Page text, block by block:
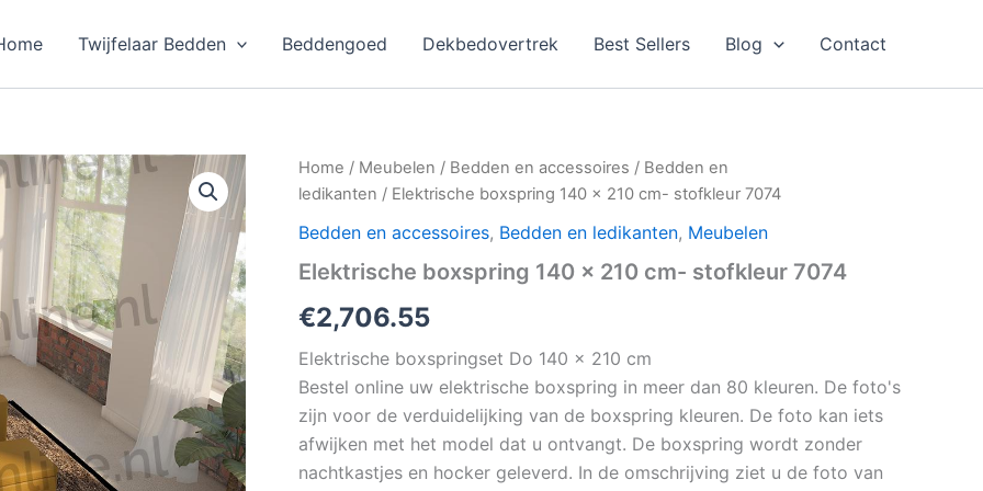
Twijfelaar Bedden Beddengoed Dekbedovertrek Best Sellers Blog Contact
Home / Meubelen / Bedden en accessoires / Bedden en
ledikanten / Elektrische boxspring 140 x 210 cm- stofkleur 7074
Bedden en accessoires, Bedden en ledikanten, Meubelen
Elektrische boxspring 140 x 210 cm- stofkleur 7074
€2,706.55
Elektrische boxspringset Do 140 x 210 cm
Bestel online uw elektrische boxspring in meer dan 80 kleuren. De foto's
zijn voor de verduidelijking van de boxspring kleuren. De foto kan iets
afwijken met het model dat u ontvangt. De boxspring wordt zonder
nachtkastjes en hocker geleverd. In de omschrijving ziet u de foto van